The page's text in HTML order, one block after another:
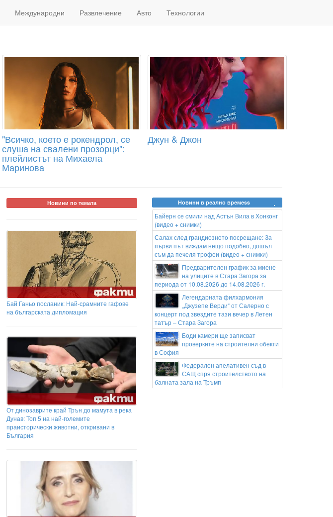
Международни Развлечение Авто Технологии
"Всичко, което е рокендрол, се
слуша на свалени прозорци":
плейлистът на Михаела
Маринова
Джун & Джон
Новини по темата
Бай Ганьо посланик: Най-срамните гафове
на българската дипломация
От динозаврите край Трън до мамута в река
Дунав: Топ 5 на най-големите
праисторически животни, откривани в
България
Новини в реално времеss
Байерн се смили над Астън Вила в Хонконг
(видео + снимки)
Салах след грандиозното посрещане: За
първи път виждам нещо подобно, дошъл
съм да печеля трофеи (видео + снимки)
Предварителен график за миене
на улиците в Стара Загора за
периода от 10.08.2026 до 14.08.2026 г.
Легендарната филхармония
„Джузепе Верди“ от Салерно с
концерт под звездите тази вечер в Летен
татър – Стара Загора
Боди камери ще записват
проверките на строителни обекти
в София
Федерален апелативен съд в
САЩ спря строителството на
балната зала на Тръмп